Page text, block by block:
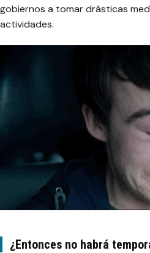
gobiernos a tomar drásticas
actividades.
¿Entonces no habrá